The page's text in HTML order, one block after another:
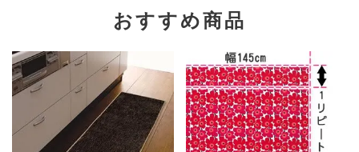
おすすめ商品